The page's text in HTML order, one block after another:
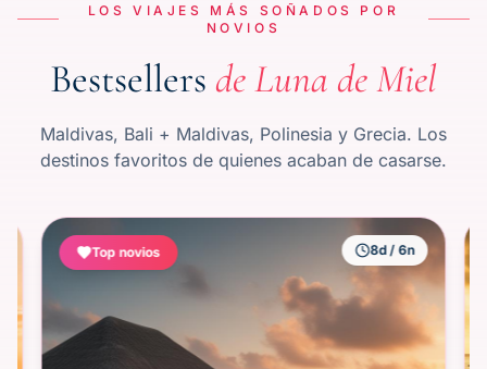
LOS VIAJES MÁS SOÑADOS POR
NOVIOS
Bestsellers de Luna de Miel
Maldivas, Bali + Maldivas, Polinesia y Grecia. Los
destinos favoritos de quienes acaban de casarse.
Top novios 8d /6n